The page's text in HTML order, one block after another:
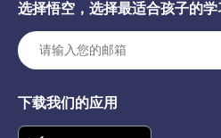
选择悟空，选择最适合孩子的学
下载我们的应用